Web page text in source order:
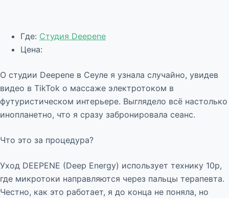
Где: Студия Deepene
Цена:
О студии Deepene в Сеуле я узнала случайно, увидев
видео в TikTok о массаже электротоком в
футуристическом интерьере. Выглядело всё настолько
инопланетно, что я сразу забронировала сеанс.
Что это за процедура?
Уход DEEPENE (Deep Energy) использует технику 10p,
где микротоки направляются через пальцы терапевта.
Честно, как это работает, я до конца не поняла, но